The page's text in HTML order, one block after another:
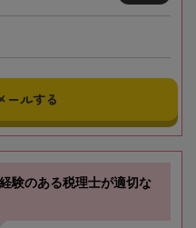
ールする
験のある税理士が適切な